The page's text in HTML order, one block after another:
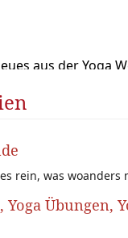
aus der Yoga
rein, was woanders
Yoga Übungen,